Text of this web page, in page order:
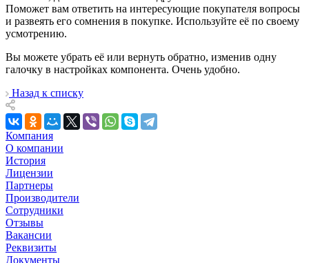
Поможет вам ответить на интересующие покупателя вопросы
и развеять его сомнения в покупке. Используйте её по своему
усмотрению.
Вы можете убрать её или вернуть обратно, изменив одну
галочку в настройках компонента. Очень удобно.
Назад к списку
Компания
О компании
История
Лицензии
Партнеры
Производители
Сотрудники
Отзывы
Вакансии
Реквизиты
Документы